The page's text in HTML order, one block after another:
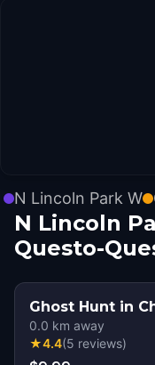
N Lincoln Park W
N Lincoln
Questo-
Ghost Hunt in
0.0 km away
★4.4(5 reviews)